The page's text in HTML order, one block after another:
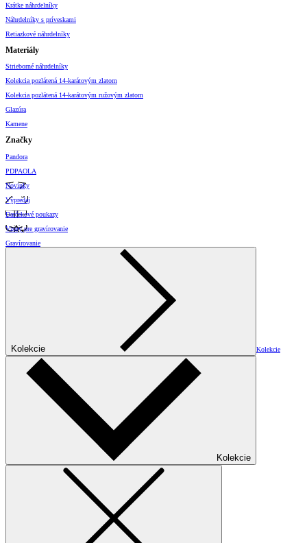
Krátke náhrdelníky
Náhrdelníky s príveskami
Retiazkové náhrdelníky
Materiály
Strieborné náhrdelníky
Kolekcia pozlátená 14-karátovým zlatom
Kolekcia pozlátená 14-karátovým ružovým zlatom
Glazúra
Kamene
Značky
Pandora
PDPAOLA
Novinky
Výpredaj
Darčekové poukazy
Vzory pre gravírovanie
Gravírovanie
Kolekcie Kolekcie
Kolekcie